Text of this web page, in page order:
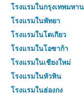
โรงแรมในกรุงเทพมหา
โรงแรมในพัทยา
โรงแรมในโตเกียว
โรงแรมในโอซาก้า
โรงแรมในเชียงใหม่
โรงแรมในหัวหิน
โรงแรมในฮ่องกง